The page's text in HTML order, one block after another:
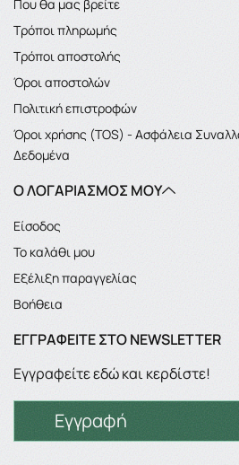
Που θα μας βρείτε
Τρόποι πληρωμής
Τρόποι αποστολής
Όροι αποστολών
Πολιτική επιστροφών
Όροι χρήσης (TOS) - Ασφάλεια
Δεδομένα
Ο ΛΟΓΑΡΙΑΣΜΌΣ ΜΟΥ
Είσοδος
Το καλάθι μου
Εξέλιξη παραγγελίας
Βοήθεια
ΕΓΓΡΑΦΕΊΤΕ ΣΤΟ NEWSLETTER
Εγγραφείτε εδώ και κερδίστε!
Εγγραφή